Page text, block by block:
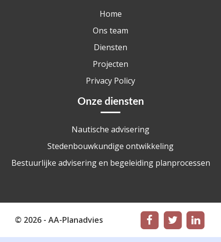
Home
Ons team
Diensten
Projecten
Privacy Policy
Onze diensten
Nautische advisering
Stedenbouwkundige ontwikkeling
Bestuurlijke advisering en begeleiding planprocessen
© 2026 - AA-Planadvies